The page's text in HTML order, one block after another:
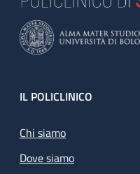
Footer
IL POLICLINICO
Chi siamo
Dove siamo